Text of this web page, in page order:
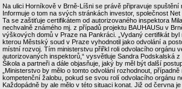
Na ulici Horníkově v Brně-Líšni se právě připravuje spuštění
Informuje o tom na svých stránkách investor, společnost Net
Ta se zaštiťuje certifikátem od autorizovaného inspektora
nechvalně známého mj. z případů projektu BAUHAUSu v
výškových domů v Praze na Pankráci. „Vydaný certifikát byl
kterou Městský soud v Praze vyhodnotil jako odvolání a
místní rozvoj. Tím ministerstvu přiřkl roli odvolacího orgánu
autorizovaných inspektorů,“ vysvětluje Sandra Podskalská
Šikola a partneři a dále objasňuje, jaký by měl být další
„Ministerstvo by mělo o tomto odvolání rozhodnout, případně
kompetenční žalobu, pokud se svou rolí odvolacího orgánu
Každopádně by ale mělo v této situaci konat. Již od června